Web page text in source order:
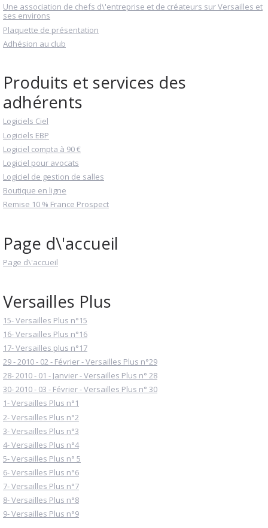
Une association de chefs d\'entreprise et de créateurs sur Versailles et
ses environs
Plaquette de présentation
Adhésion au club
Produits et services des
adhérents
Logiciels Ciel
Logiciels EBP
Logiciel compta à 90 €
Logiciel pour avocats
Logiciel de gestion de salles
Boutique en ligne
Remise 10 % France Prospect
Page d\'accueil
Page d\'accueil
Versailles Plus
15- Versailles Plus n°15
16- Versailles Plus n°16
17- Versailles plus n°17
29 - 2010 - 02 - Février - Versailles Plus n°29
28- 2010 - 01 - Janvier - Versailles Plus n° 28
30- 2010 - 03 - Février - Versailles Plus n° 30
1- Versailles Plus n°1
2- Versailles Plus n°2
3- Versailles Plus n°3
4- Versailles Plus n°4
5- Versailles Plus n° 5
6- Versailles Plus n°6
7- Versailles Plus n°7
8- Versailles Plus n°8
9- Versailles Plus n°9